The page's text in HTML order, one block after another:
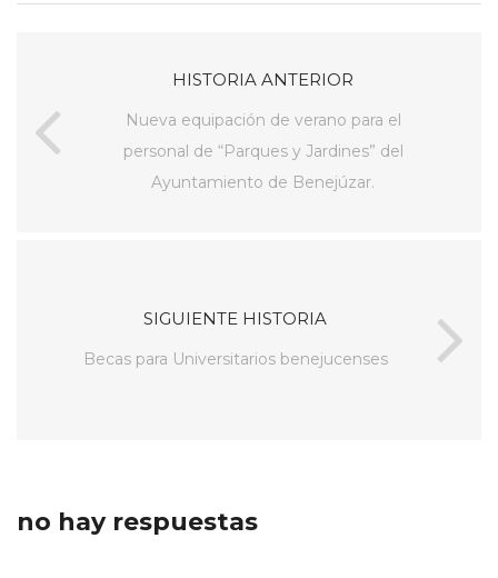
HISTORIA ANTERIOR
Nueva equipación de verano para el
personal de “Parques y Jardines” del
Ayuntamiento de Benejúzar.
SIGUIENTE HISTORIA
Becas para Universitarios benejucenses
no hay respuestas